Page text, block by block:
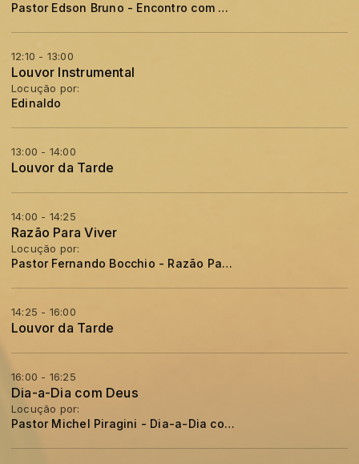
Pastor Edson Bruno - Encontro com a Palavra
12:10 - 13:00
Louvor Instrumental
Locução por:
Edinaldo
13:00 - 14:00
Louvor da Tarde
14:00 - 14:25
Razão Para Viver
Locução por:
Pastor Fernando Bocchio - Razão Para Viver
14:25 - 16:00
Louvor da Tarde
16:00 - 16:25
Dia-a-Dia com Deus
Locução por:
Pastor Michel Piragini - Dia-a-Dia com Deus